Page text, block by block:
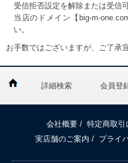
受信拒否設定を解除または受信
当店のドメイン【big-m-
い。
お手数ではございますが、ご了承
詳細検索 会員登
会社概要 / 特定商取引
実店舗のご案内 / プライ